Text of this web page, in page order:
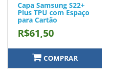
Capa Samsung S22+
Plus TPU com Espaço
para Cartão
R$61,50
COMPRAR